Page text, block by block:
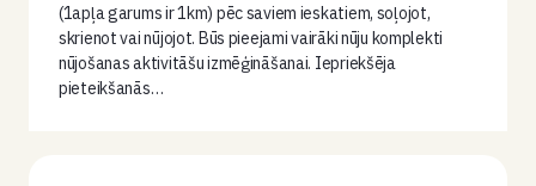
(1apļa garums ir 1km) pēc saviem ieskatiem, soļojot,
skrienot vai nūjojot. Būs pieejami vairāki nūju komplekti
nūjošanas aktivitāšu izmēģināšanai. Iepriekšēja
pieteikšanās…